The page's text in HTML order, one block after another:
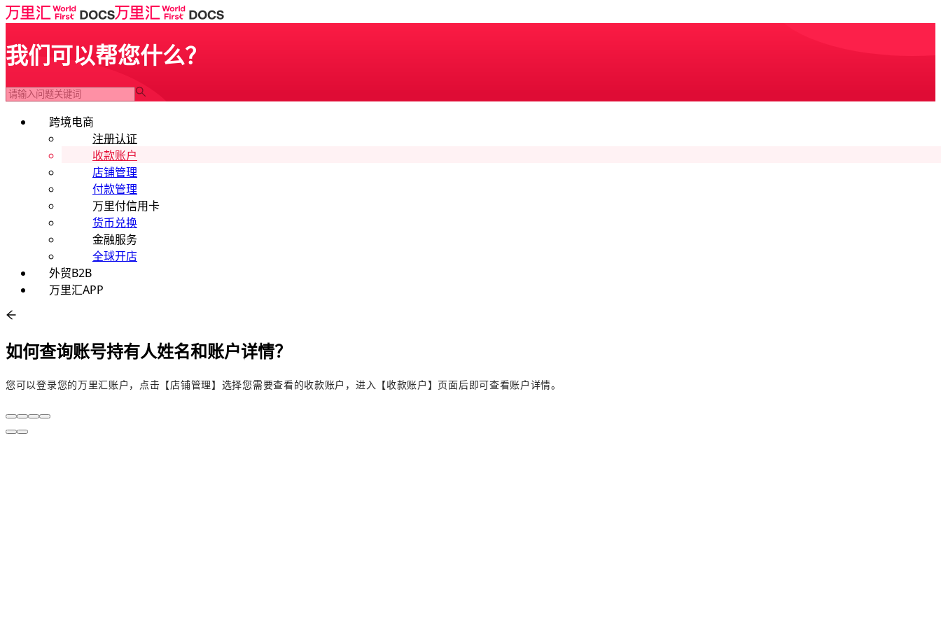
我们可以帮您什么？
跨境电商
注册认证
收款账户
店铺管理
付款管理
万里付信用卡
货币兑换
金融服务
全球开店
外贸B2B
万里汇APP
如何查询账号持有人姓名和账户详情？
您可以登录您的万里汇账户，点击【店铺管理】选择您需要查看的收款账户，进入【收款账户】页面后即可查看账户详情。